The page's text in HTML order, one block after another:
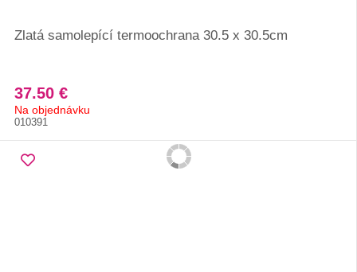
Zlatá samolepící termoochrana 30.5 x 30.5cm
37.50 €
Na objednávku
010391